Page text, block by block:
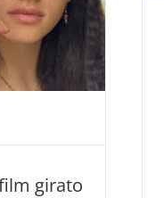
girato